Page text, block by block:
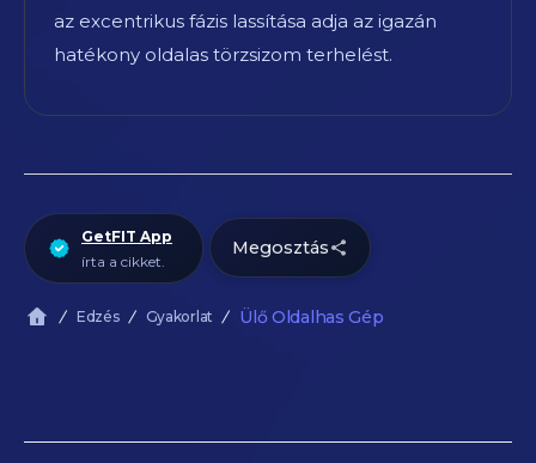
az excentrikus fázis lassítása adja az igazán
hatékony oldalas törzsizom terhelést.
GetFIT App
írta a cikket.
Megosztás
Edzés Gyakorlat Ülő Oldalhas Gép